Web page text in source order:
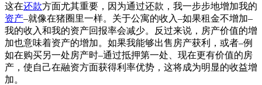
这在还款方面尤其重要，因为通过还款，我一步步地增加我的
资产–就像在猪圈里一样。关于公寓的收入–如果租金不增加–
我的收入和我的资产回报率会减少。反过来说，房产价值的增
加也意味着资产的增加。如果我能够出售房产获利，或者–例
如在购买另一处房产时–通过抵押第一处、现在更有价值的房
产，使自己在融资方面获得利率优势，这将成为明显的收益增
加。